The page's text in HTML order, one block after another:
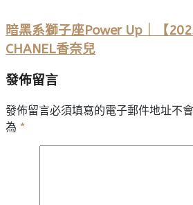
暗黑系獅子座Power Up｜【
CHANEL香奈兒
發佈留言
發佈留言必須填寫的電子郵件地址不
為 *